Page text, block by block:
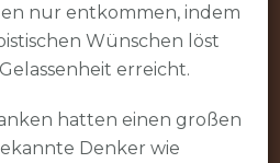
nur entkommen, indem
Wünschen löst
erreicht.
hatten einen großen
Denker wie